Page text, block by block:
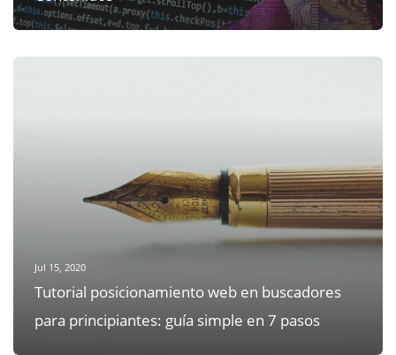
Jul 15, 2020
Tutorial posicionamiento web en buscadores
para principiantes: guía simple en 7 pasos